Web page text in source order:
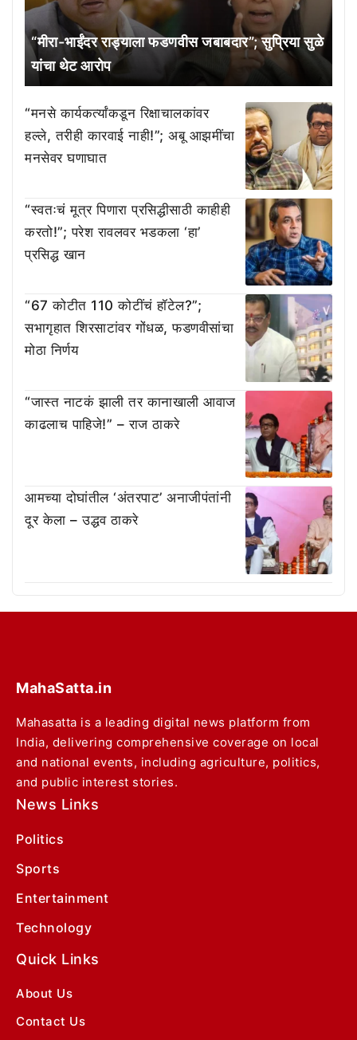
“मीरा-भाईंदर राड्याला फडणवीस जबाबदार”; सुप्रिया सुळे
यांचा थेट आरोप
“मनसे कार्यकर्त्यांकडून रिक्षाचालकांवर
हल्ले, तरीही कारवाई नाही!”; अबू आझमींचा
मनसेवर घणाघात
“स्वतःचं मूत्र पिणारा प्रसिद्धीसाठी काहीही
करतो!”; परेश रावलवर भडकला ‘हा’
प्रसिद्ध खान
“67 कोटीत 110 कोटींचं हॉटेल?”;
सभागृहात शिरसाटांवर गोंधळ, फडणवीसांचा
मोठा निर्णय
“जास्त नाटकं झाली तर कानाखाली आवाज
काढलाच पाहिजे!” – राज ठाकरे
आमच्या दोघांतील ‘अंतरपाट’ अनाजीपंतांनी
दूर केला – उद्धव ठाकरे
MahaSatta.in
Mahasatta is a leading digital news platform from
India, delivering comprehensive coverage on local
and national events, including agriculture, politics,
and public interest stories.
News Links
Politics
Sports
Entertainment
Technology
Quick Links
About Us
Contact Us